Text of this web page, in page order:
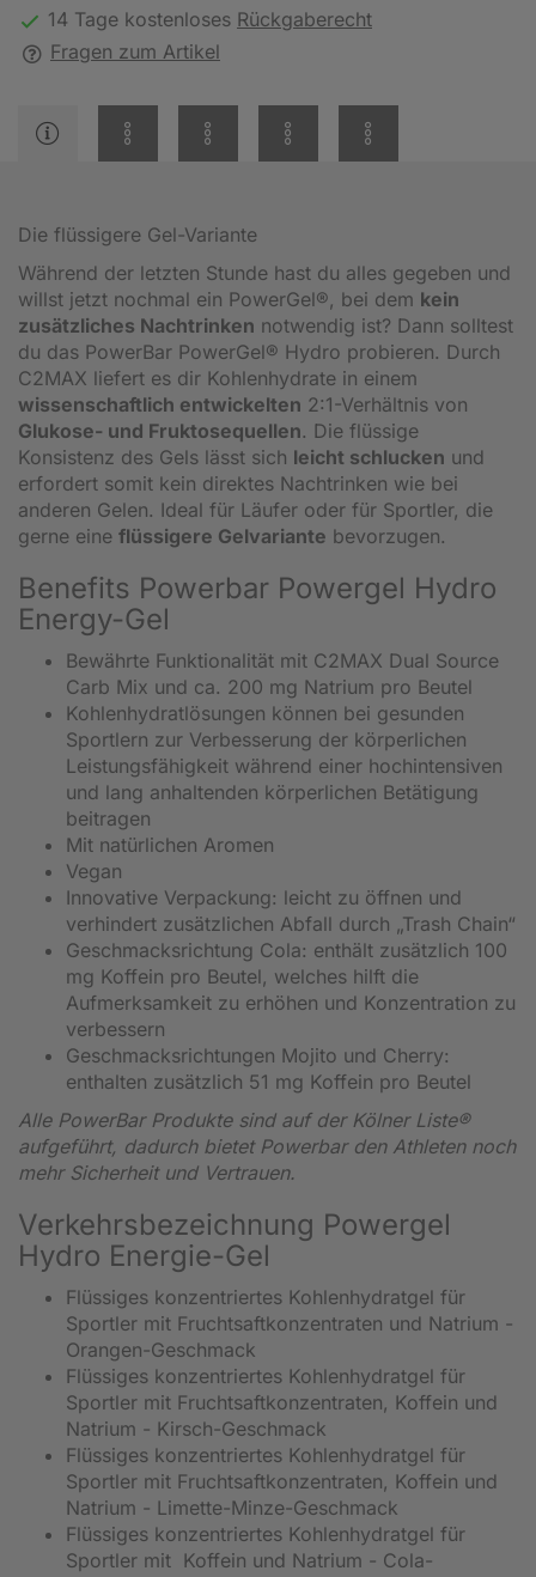
14 Tage kostenloses Rückgaberecht
Fragen zum Artikel
Die flüssigere Gel-Variante
Während der letzten Stunde hast du alles gegeben und
willst jetzt nochmal ein PowerGel®, bei dem kein
zusätzliches Nachtrinken notwendig ist? Dann solltest
du das PowerBar PowerGel® Hydro probieren. Durch
C2MAX liefert es dir Kohlenhydrate in einem
wissenschaftlich entwickelten 2:1-Verhältnis von
Glukose- und Fruktosequellen. Die flüssige
Konsistenz des Gels lässt sich leicht schlucken und
erfordert somit kein direktes Nachtrinken wie bei
anderen Gelen. Ideal für Läufer oder für Sportler, die
gerne eine flüssigere Gelvariante bevorzugen.
Benefits Powerbar Powergel Hydro
Energy-Gel
Bewährte Funktionalität mit C2MAX Dual Source
Carb Mix und ca. 200 mg Natrium pro Beutel
Kohlenhydratlösungen können bei gesunden
Sportlern zur Verbesserung der körperlichen
Leistungsfähigkeit während einer hochintensiven
und lang anhaltenden körperlichen Betätigung
beitragen
Mit natürlichen Aromen
Vegan
Innovative Verpackung: leicht zu öffnen und
verhindert zusätzlichen Abfall durch „Trash Chain“
Geschmacksrichtung Cola: enthält zusätzlich 100
mg Koffein pro Beutel, welches hilft die
Aufmerksamkeit zu erhöhen und Konzentration zu
verbessern
Geschmacksrichtungen Mojito und Cherry:
enthalten zusätzlich 51 mg Koffein pro Beutel
Alle PowerBar Produkte sind auf der Kölner Liste®
aufgeführt, dadurch bietet Powerbar den Athleten noch
mehr Sicherheit und Vertrauen.
Verkehrsbezeichnung Powergel
Hydro Energie-Gel
Flüssiges konzentriertes Kohlenhydratgel für
Sportler mit Fruchtsaftkonzentraten und Natrium -
Orangen-Geschmack
Flüssiges konzentriertes Kohlenhydratgel für
Sportler mit Fruchtsaftkonzentraten, Koffein und
Natrium - Kirsch-Geschmack
Flüssiges konzentriertes Kohlenhydratgel für
Sportler mit Fruchtsaftkonzentraten, Koffein und
Natrium - Limette-Minze-Geschmack
Flüssiges konzentriertes Kohlenhydratgel für
Sportler mit Koffein und Natrium - Cola-